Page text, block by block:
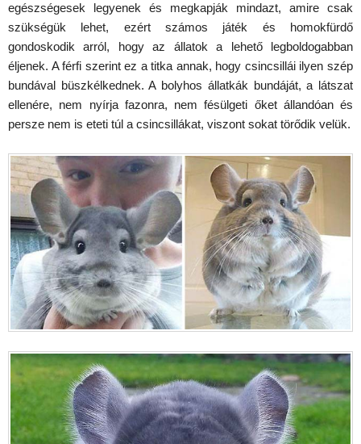
egészségesek legyenek és megkapják mindazt, amire csak
szükségük lehet, ezért számos játék és homokfürdő
gondoskodik arról, hogy az állatok a lehető legboldogabban
éljenek. A férfi szerint ez a titka annak, hogy csincsillái ilyen szép
bundával büszkélkednek. A bolyhos állatkák bundáját, a látszat
ellenére, nem nyírja fazonra, nem fésülgeti őket állandóan és
persze nem is eteti túl a csincsillákat, viszont sokat törődik velük.